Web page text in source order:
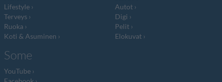
Lifestyle
Terveys
Ruoka
Koti & Asuminen
Autot
Digi
Pelit
Elokuvat
Some
YouTube